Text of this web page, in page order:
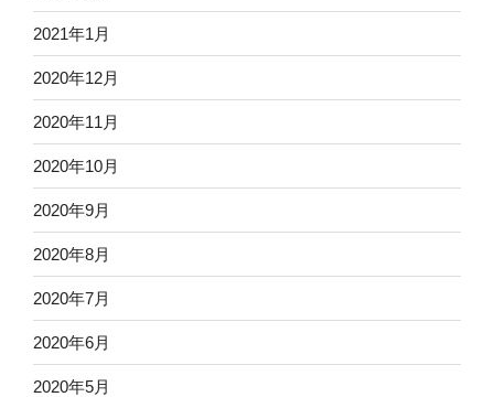
2021年1月
2020年12月
2020年11月
2020年10月
2020年9月
2020年8月
2020年7月
2020年6月
2020年5月